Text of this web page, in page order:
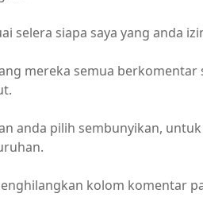
selera siapa saya yang anda
mereka semua
anda pilih sembunyikan,
kolom komentar